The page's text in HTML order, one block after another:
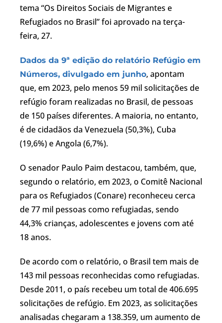
tema “Os Direitos Sociais de Migrantes e
Refugiados no Brasil” foi aprovado na terça-
feira, 27.
Dados da 9ª edição do relatório Refúgio em
Números, divulgado em junho, apontam
que, em 2023, pelo menos 59 mil solicitações de
refúgio foram realizadas no Brasil, de pessoas
de 150 países diferentes. A maioria, no entanto,
é de cidadãos da Venezuela (50,3%), Cuba
(19,6%) e Angola (6,7%).
O senador Paulo Paim destacou, também, que,
segundo o relatório, em 2023, o Comitê Nacional
para os Refugiados (Conare) reconheceu cerca
de 77 mil pessoas como refugiadas, sendo
44,3% crianças, adolescentes e jovens com até
18 anos.
De acordo com o relatório, o Brasil tem mais de
143 mil pessoas reconhecidas como refugiadas.
Desde 2011, o país recebeu um total de 406.695
solicitações de refúgio. Em 2023, as solicitações
analisadas chegaram a 138.359, um aumento de